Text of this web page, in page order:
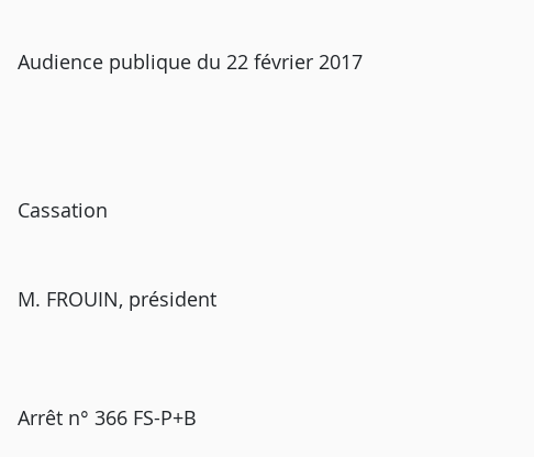
Audience publique du 22 février 2017
Cassation
M. FROUIN, président
Arrêt n° 366 FS-P+B